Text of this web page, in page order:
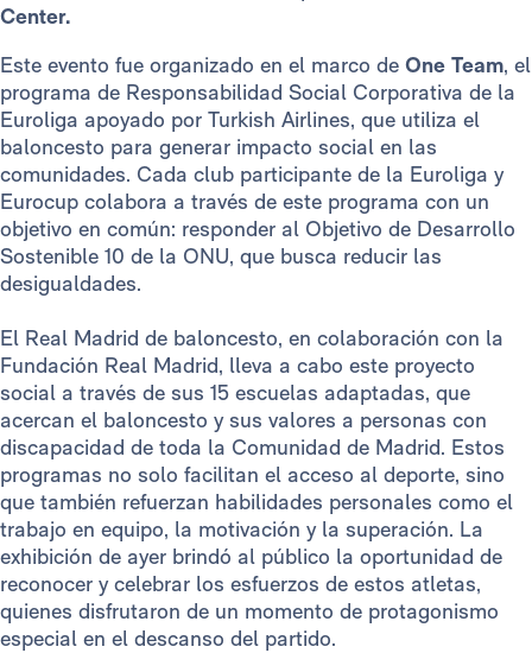
Center.
Este evento fue organizado en el marco de One Team, el
programa de Responsabilidad Social Corporativa de la
Euroliga apoyado por Turkish Airlines, que utiliza el
baloncesto para generar impacto social en las
comunidades. Cada club participante de la Euroliga y
Eurocup colabora a través de este programa con un
objetivo en común: responder al Objetivo de Desarrollo
Sostenible 10 de la ONU, que busca reducir las
desigualdades.
El Real Madrid de baloncesto, en colaboración con la
Fundación Real Madrid, lleva a cabo este proyecto
social a través de sus 15 escuelas adaptadas, que
acercan el baloncesto y sus valores a personas con
discapacidad de toda la Comunidad de Madrid. Estos
programas no solo facilitan el acceso al deporte, sino
que también refuerzan habilidades personales como el
trabajo en equipo, la motivación y la superación. La
exhibición de ayer brindó al público la oportunidad de
reconocer y celebrar los esfuerzos de estos atletas,
quienes disfrutaron de un momento de protagonismo
especial en el descanso del partido.